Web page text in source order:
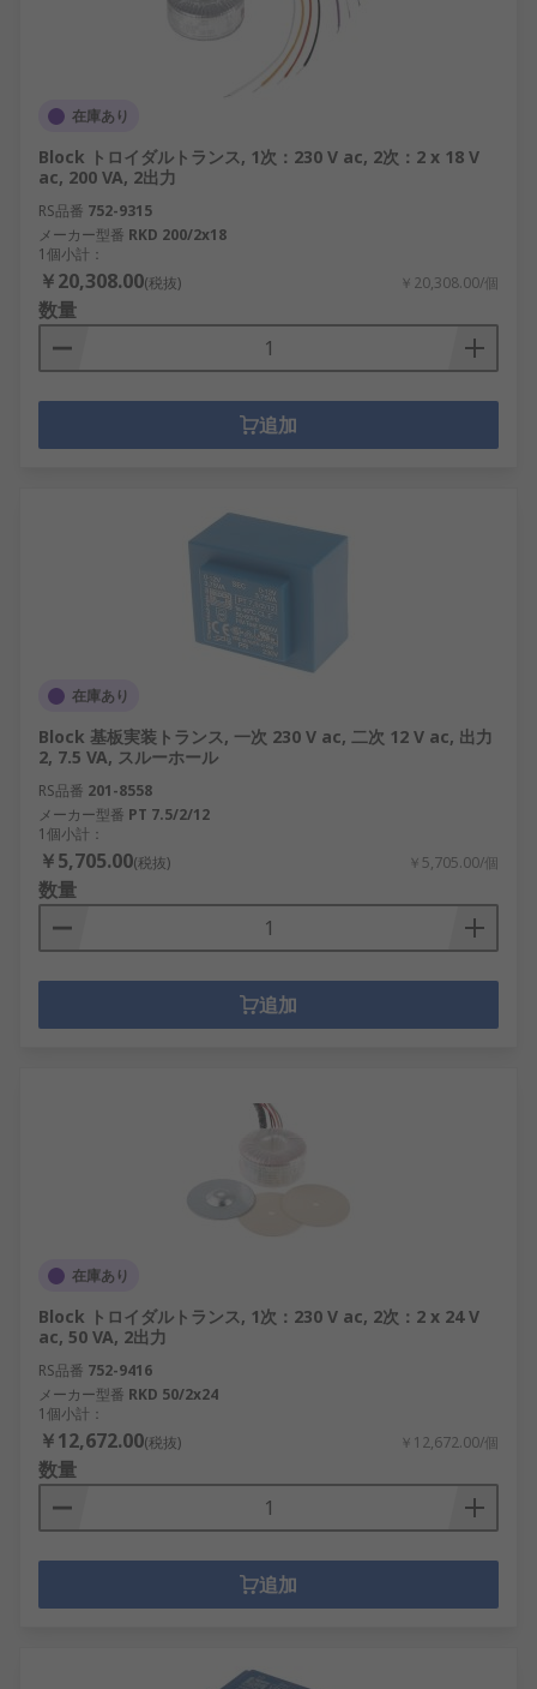
在庫あり
Block トロイダルトランス, 1次：230 V ac, 2次：2 x 18 V
ac, 200 VA, 2出力
RS品番 752-9315
メーカー型番 RKD 200/2x18
1個小計：
￥20,308.00(税抜) ￥20,308.00/個
数量
追加
在庫あり
Block 基板実装トランス, 一次 230 V ac, 二次 12 V ac, 出力
2, 7.5 VA, スルーホール
RS品番 201-8558
メーカー型番 PT 7.5/2/12
1個小計：
￥5,705.00(税抜) ￥5,705.00/個
数量
追加
在庫あり
Block トロイダルトランス, 1次：230 V ac, 2次：2 x 24 V
ac, 50 VA, 2出力
RS品番 752-9416
メーカー型番 RKD 50/2x24
1個小計：
￥12,672.00(税抜) ￥12,672.00/個
数量
追加